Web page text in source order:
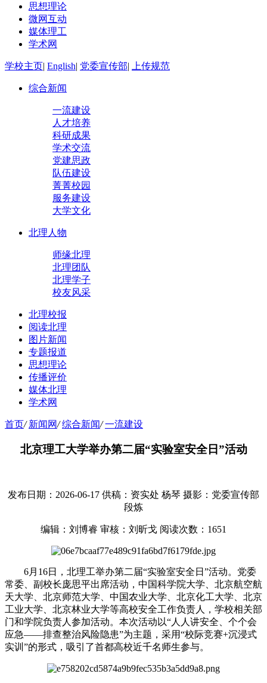
思想理论
微网互动
媒体理工
学术网
学校主页| English| 党委宣传部| 上传规范
综合新闻
一流建设
人才培养
科研成果
学术交流
党建思政
队伍建设
菁菁校园
服务建设
大学文化
北理人物
师缘北理
北理团队
北理学子
校友风采
北理校报
阅读北理
图片新闻
专题报道
思想理论
传播评价
媒体北理
学术网
首页/ 新闻网/ 综合新闻/ 一流建设
北京理工大学举办第二届“实验室安全日”活动
发布日期：2026-06-17 供稿：资实处 杨琴 摄影：党委宣传部
段炼
编辑：刘博睿 审核：刘昕戈 阅读次数： 1651
6月16日，北理工举办第二届“实验室安全日”活动。党委
常委、副校长庞思平出席活动，中国科学院大学、北京航空航
天大学、北京师范大学、中国农业大学、北京化工大学、北京
工业大学、北京林业大学等高校安全工作负责人，学校相关部
门和学院负责人参加活动。本次活动以“人人讲安全、个个会
应急——排查整治风险隐患”为主题，采用“校际竞赛+沉浸式
实训”的形式，吸引了首都高校近千名师生参与。